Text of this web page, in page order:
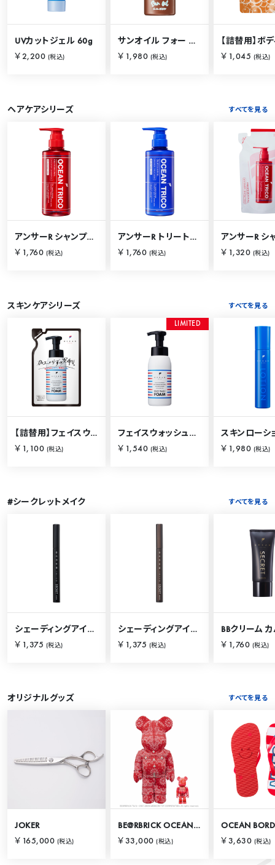
UVカットジェル 60g
￥2,200 (税込)
サンオイル フォー ザ オーシャン 120ml
￥1,980 (税込) ￥1,045 (税込)
ヘアケアシリーズ すべてを見る
アンサーR シャンプー 400mL
￥1,760 (税込)
アンサーR トリートメント 400mL
￥1,760 (税込) ￥1,320 (税込)
スキンケアシリーズ すべてを見る
【詰替用】フェイスウォッシュフォーム 230ml
￥1,100 (税込)
L M TE D
フェイスウォッシュフォーム 250ml
￥1,540 (税込) ￥1,980 (税込)
#シークレットメイク すべてを見る
シェーディングアイライナー ブラック
￥1,375 (税込)
シェーディングアイライナー ブラウン
￥1,375 (税込) ￥1,760 (税込)
オリジナルグッズ すべてを見る
JOKER
￥165,000 (税込)
BE@RBRICK OCEAN TOKYO 100％ & 400％
￥33,000 (税込) ￥3,630 (税込)